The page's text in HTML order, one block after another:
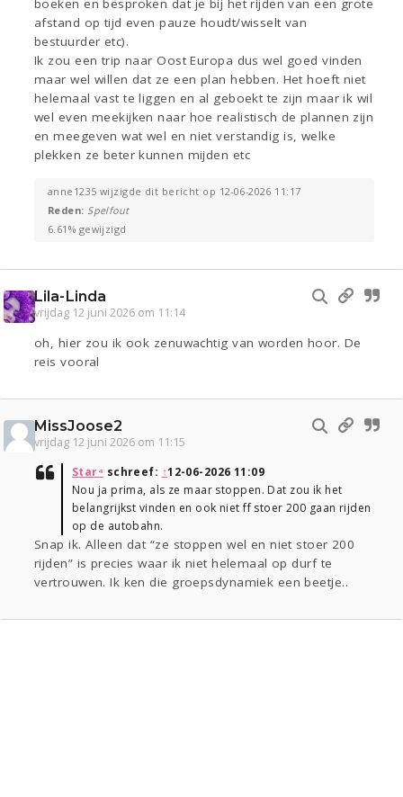
boeken en besproken dat je bij het rijden van een grote
afstand op tijd even pauze houdt/wisselt van
bestuurder etc).
Ik zou een trip naar Oost Europa dus wel goed vinden
maar wel willen dat ze een plan hebben. Het hoeft niet
helemaal vast te liggen en al geboekt te zijn maar ik wil
wel even meekijken naar hoe realistisch de plannen zijn
en meegeven wat wel en niet verstandig is, welke
plekken ze beter kunnen mijden etc
anne1235 wijzigde dit bericht op 12-06-2026 11:17
Reden:Spelfout
6.61% gewijzigd
Lila-Linda
vrijdag 12 juni 2026 om 11:14
oh, hier zou ik ook zenuwachtig van worden hoor. De
reis vooral
MissJoose2
vrijdag 12 juni 2026 om 11:15
Star⁴ schreef: ↑12-06-2026 11:09
Nou ja prima, als ze maar stoppen. Dat zou ik het
belangrijkst vinden en ook niet ff stoer 200 gaan rijden
op de autobahn.
Snap ik. Alleen dat “ze stoppen wel en niet stoer 200
rijden” is precies waar ik niet helemaal op durf te
vertrouwen. Ik ken die groepsdynamiek een beetje..